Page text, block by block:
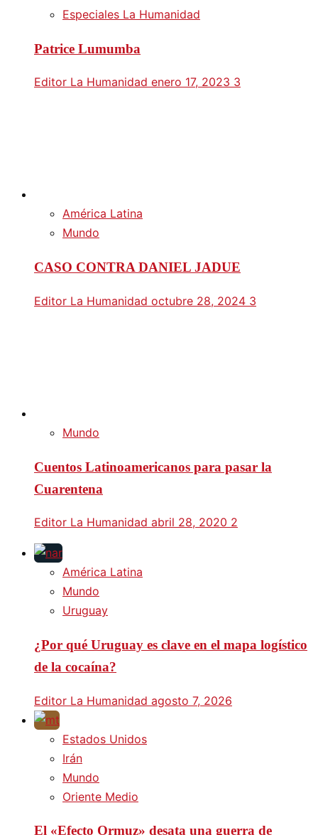
Especiales La Humanidad
Patrice Lumumba
Editor La Humanidad enero 17, 2023 3
América Latina
Mundo
CASO CONTRA DANIEL JADUE
Editor La Humanidad octubre 28, 2024 3
Mundo
Cuentos Latinoamericanos para pasar la
Cuarentena
Editor La Humanidad abril 28, 2020 2
América Latina
Mundo
Uruguay
¿Por qué Uruguay es clave en el mapa logístico
de la cocaína?
Editor La Humanidad agosto 7, 2026
Estados Unidos
Irán
Mundo
Oriente Medio
El «Efecto Ormuz» desata una guerra de